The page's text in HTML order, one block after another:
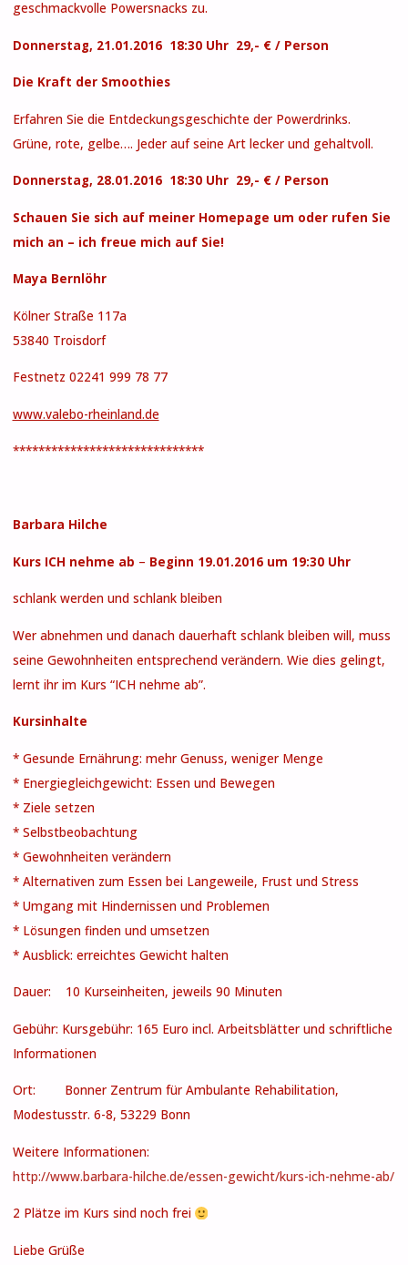
geschmackvolle Powersnacks zu.
Donnerstag, 21.01.2016 18:30 Uhr 29,- € / Person
Die Kraft der Smoothies
Erfahren Sie die Entdeckungsgeschichte der Powerdrinks.
Grüne, rote, gelbe…. Jeder auf seine Art lecker und gehaltvoll.
Donnerstag, 28.01.2016 18:30 Uhr 29,- € / Person
Schauen Sie sich auf meiner Homepage um oder rufen Sie
mich an – ich freue mich auf Sie!
Maya Bernlöhr
Kölner Straße 117a
53840 Troisdorf
Festnetz 02241 999 78 77
www.valebo-rheinland.de
******************************
Barbara Hilche
Kurs ICH nehme ab – Beginn 19.01.2016 um 19:30 Uhr
schlank werden und schlank bleiben
Wer abnehmen und danach dauerhaft schlank bleiben will, muss
seine Gewohnheiten entsprechend verändern. Wie dies gelingt,
lernt ihr im Kurs “ICH nehme ab”.
Kursinhalte
* Gesunde Ernährung: mehr Genuss, weniger Menge
* Energiegleichgewicht: Essen und Bewegen
* Ziele setzen
* Selbstbeobachtung
* Gewohnheiten verändern
* Alternativen zum Essen bei Langeweile, Frust und Stress
* Umgang mit Hindernissen und Problemen
* Lösungen finden und umsetzen
* Ausblick: erreichtes Gewicht halten
Dauer: 10 Kurseinheiten, jeweils 90 Minuten
Gebühr: Kursgebühr: 165 Euro incl. Arbeitsblätter und schriftliche
Informationen
Ort: Bonner Zentrum für Ambulante Rehabilitation,
Modestusstr. 6-8, 53229 Bonn
Weitere Informationen:
http://www.barbara-hilche.de/essen-gewicht/kurs-ich-nehme-ab/
2 Plätze im Kurs sind noch frei
Liebe Grüße